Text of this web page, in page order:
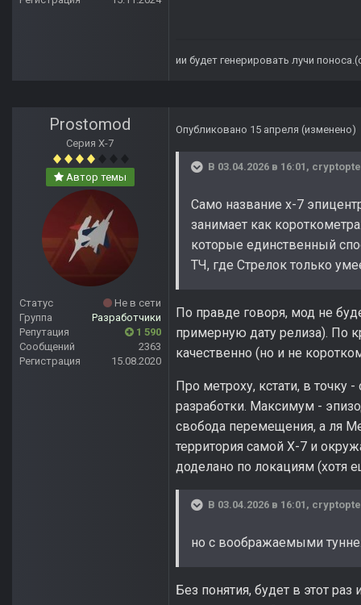
ии будет генерировать лучи
Prostomod
Серия Х-7
Автор темы
Статус
Не в сети
Группа
Разработчики
Репутация
1 590
Сообщений
2363
Регистрация
15.08.2020
Опубликовано 15 апреля (изменено)
В 03.04.2026 в 16:01,
Само название х-7
занимает как
которые единственный
ТЧ, где Стрелок только
По правде говоря, мод не
примерную дату релиза). По
качественно (но и не
Про метроху, кстати, в
разработки. Максимум -
свобода перемещения, а ля
территория самой X-7 и
доделано по локациям (хотя
В 03.04.2026 в 16:01,
но с воображаемыми
Без понятия, будет в этот